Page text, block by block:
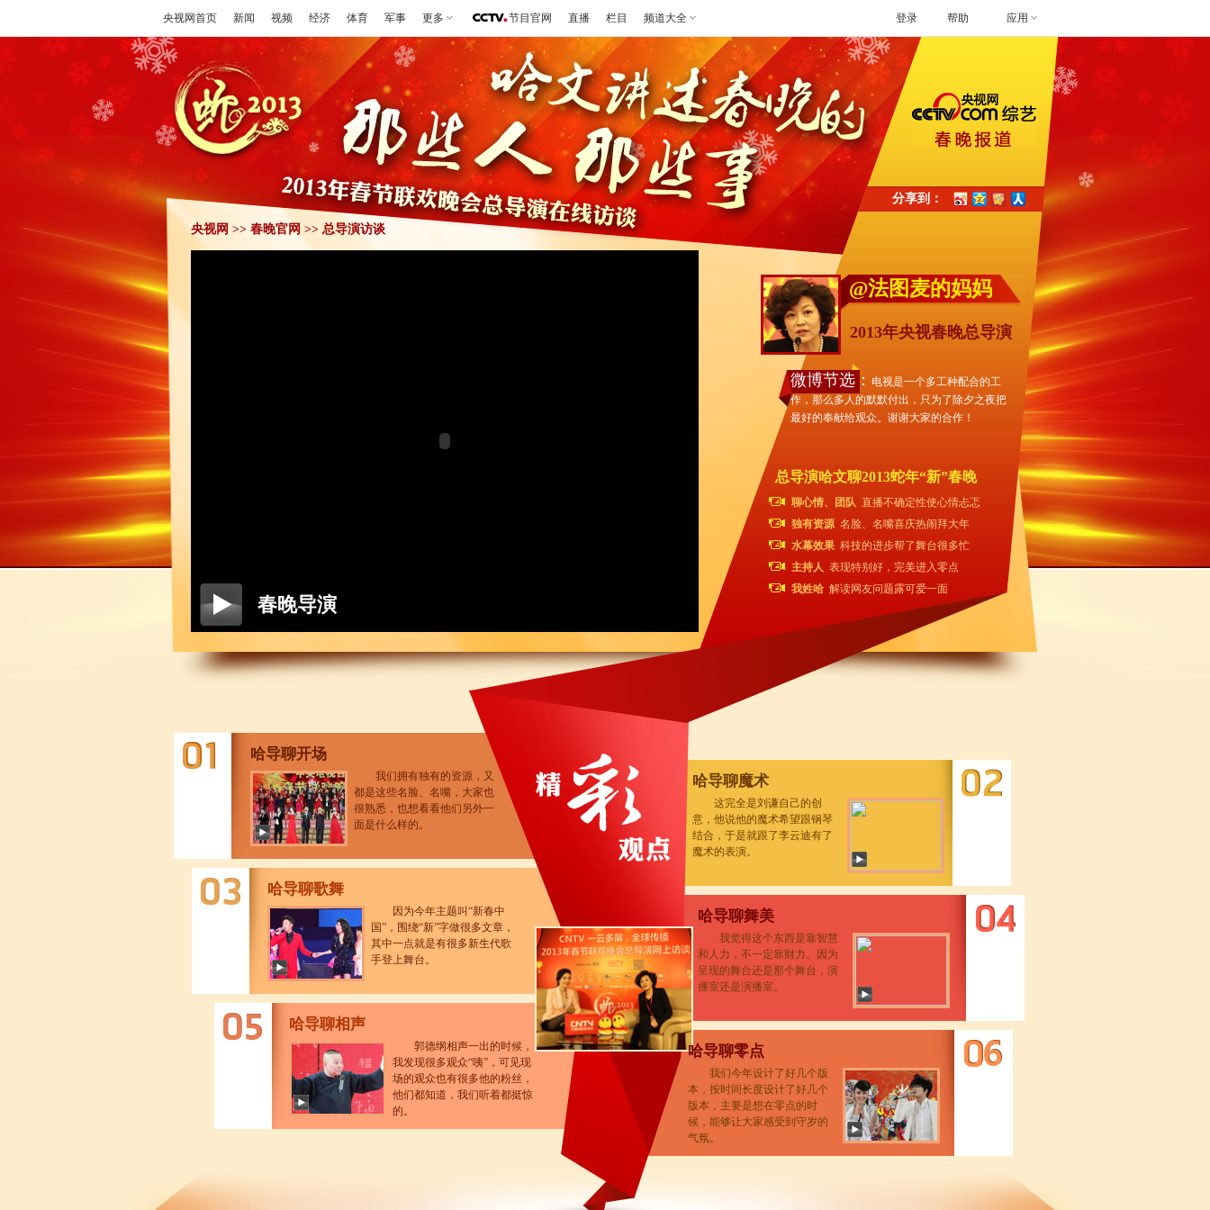
央视网首页 新闻 视频 经济 体育 军事 更多 节目官网 直播 栏目 频道大全 帮助 应用
登录
分享到：
@法图麦的妈妈
2013年央视春晚总导演
微博节选： 电视是一个多工种配合的工
作，那么多人的默默付出，只为了除夕之夜把
最好的奉献给观众。谢谢大家的合作！
总导演哈文聊2013蛇年“新”春晚
聊心情、团队 直播不确定性使心情忐忑
独有资源名脸、名嘴喜庆热闹拜大年
水幕效果 科技的进步帮了舞台很多忙
主持人 表现特别好，完美进入零点
我姓哈 解读网友问题露可爱一面
央视网 >> 春晚官网 >> 总导演访谈
春晚导演
哈导聊开场
我们拥有独有的资源，又
都是这些名脸、名嘴，大家也
很熟悉，也想看看他们另外一
面是什么样的。
哈导聊歌舞
因为今年主题叫“新春中
国”，围绕“新”字做很多文章，
其中一点就是有很多新生代歌
手登上舞台。
哈导聊相声
郭德纲相声一出的时候，
我发现很多观众“咦”，可见现
场的观众也有很多他的粉丝，
他们都知道，我们听着都挺惊
的。
哈导聊魔术
这完全是刘谦自己的创
意，他说他的魔术希望跟钢琴
结合，于是就跟了李云迪有了
魔术的表演。
哈导聊舞美
我觉得这个东西是靠智慧
和人力，不一定靠财力。因为
呈现的舞台还是那个舞台，演
播室还是演播室。
哈导聊零点
我们今年设计了好几个版
本，按时间长度设计了好几个
版本，主要是想在零点的时
候，能够让大家感受到守岁的
气氛。